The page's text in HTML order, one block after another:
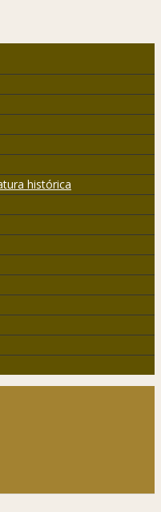
histórica